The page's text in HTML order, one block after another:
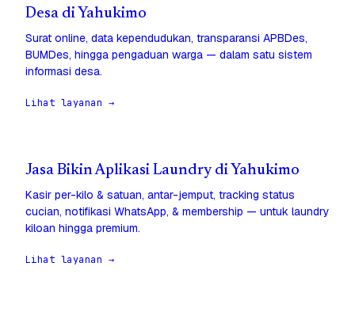
Desa di Yahukimo
Surat online, data kependudukan, transparansi APBDes,
BUMDes, hingga pengaduan warga — dalam satu sistem
informasi desa.
Lihat layanan →
Jasa Bikin Aplikasi Laundry di Yahukimo
Kasir per-kilo & satuan, antar-jemput, tracking status
cucian, notifikasi WhatsApp, & membership — untuk laundry
kiloan hingga premium.
Lihat layanan →